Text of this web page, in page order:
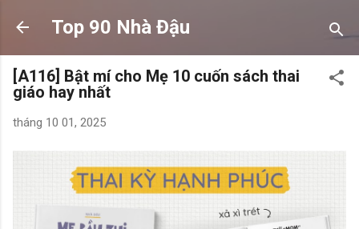
Chuyển đến nội dung chính
Top 90 Nhà Đậu
[A116] Bật mí cho Mẹ 10 cuốn sách thai
giáo hay nhất
tháng 10 01, 2025